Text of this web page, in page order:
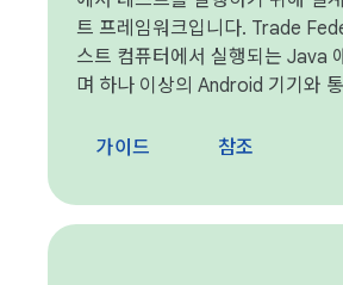
트 프레임워크입니다. Trade
스트 컴퓨터에서 실행되는 Java
며 하나 이상의 Android 기기와
가이드 참조